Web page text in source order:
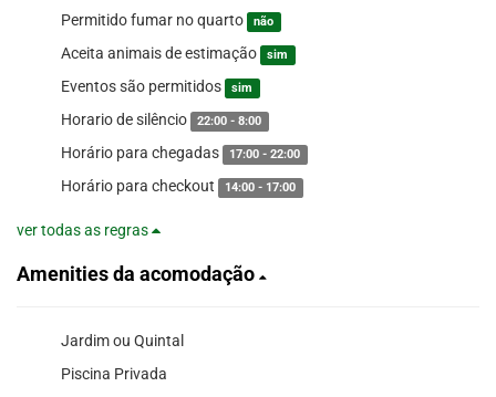
Permitido fumar no quarto não
Aceita animais de estimação sim
Eventos são permitidos sim
Horario de silêncio 22:00 - 8:00
Horário para chegadas 17:00 - 22:00
Horário para checkout 14:00 - 17:00
ver todas as regras
Amenities da acomodação
Jardim ou Quintal
Piscina Privada